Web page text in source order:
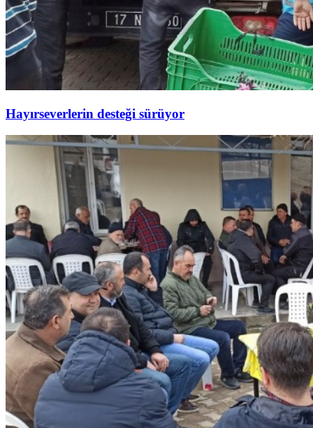
Hayırseverlerin desteği sürüyor